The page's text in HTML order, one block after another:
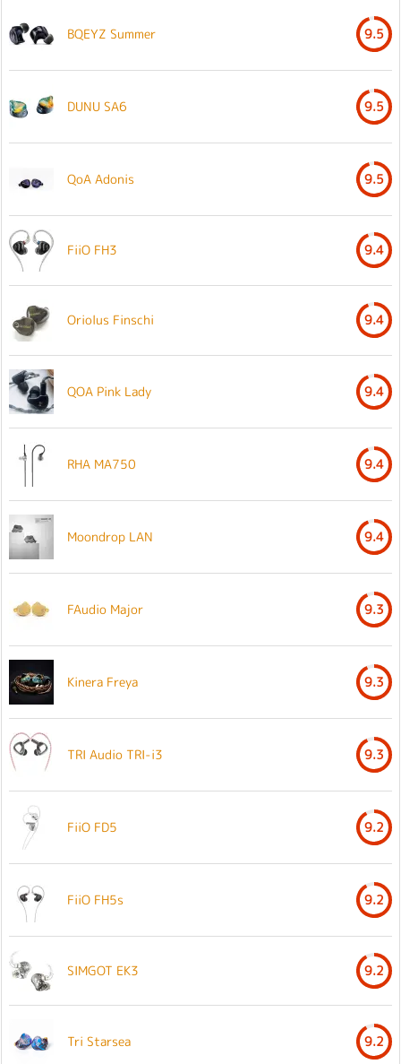
BQEYZ Summer 9.5
DUNU SA6 9.5
QoA Adonis 9.5
FiiO FH3 9.4
Oriolus Finschi 9.4
QOA Pink Lady 9.4
RHA MA750 9.4
Moondrop LAN 9.4
FAudio Major 9.3
Kinera Freya 9.3
TRI Audio TRI-i3 9.3
FiiO FD5 9.2
FiiO FH5s 9.2
SIMGOT EK3 9.2
Tri Starsea 9.2